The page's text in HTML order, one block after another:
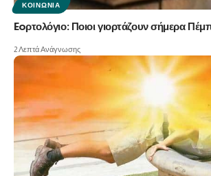
ΚΟΙΝΩΝΊΑ
Eoρτολόγιο: Ποιοι γιορτάζουν σήμερα
2 Λεπτά Ανάγνωσης